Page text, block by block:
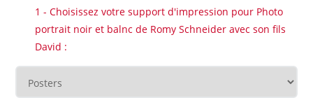
1 - Choisissez votre support d'impression pour Photo
portrait noir et balnc de Romy Schneider avec son fils
David :